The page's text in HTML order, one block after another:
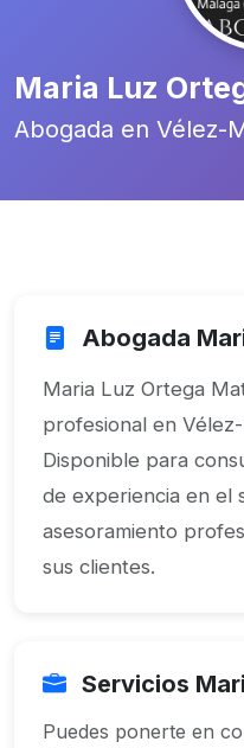
Maria Luz
Abogada en Vélez-
Abogada
Maria Luz Ortega
profesional en
Disponible para
de experiencia en el
asesoramiento
sus clientes.
Servicios
Puedes ponerte en